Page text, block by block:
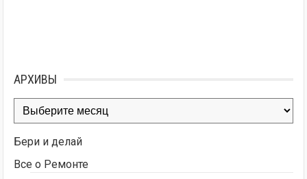
АРХИВЫ
Архивы
Бери и делай
Все о Ремонте